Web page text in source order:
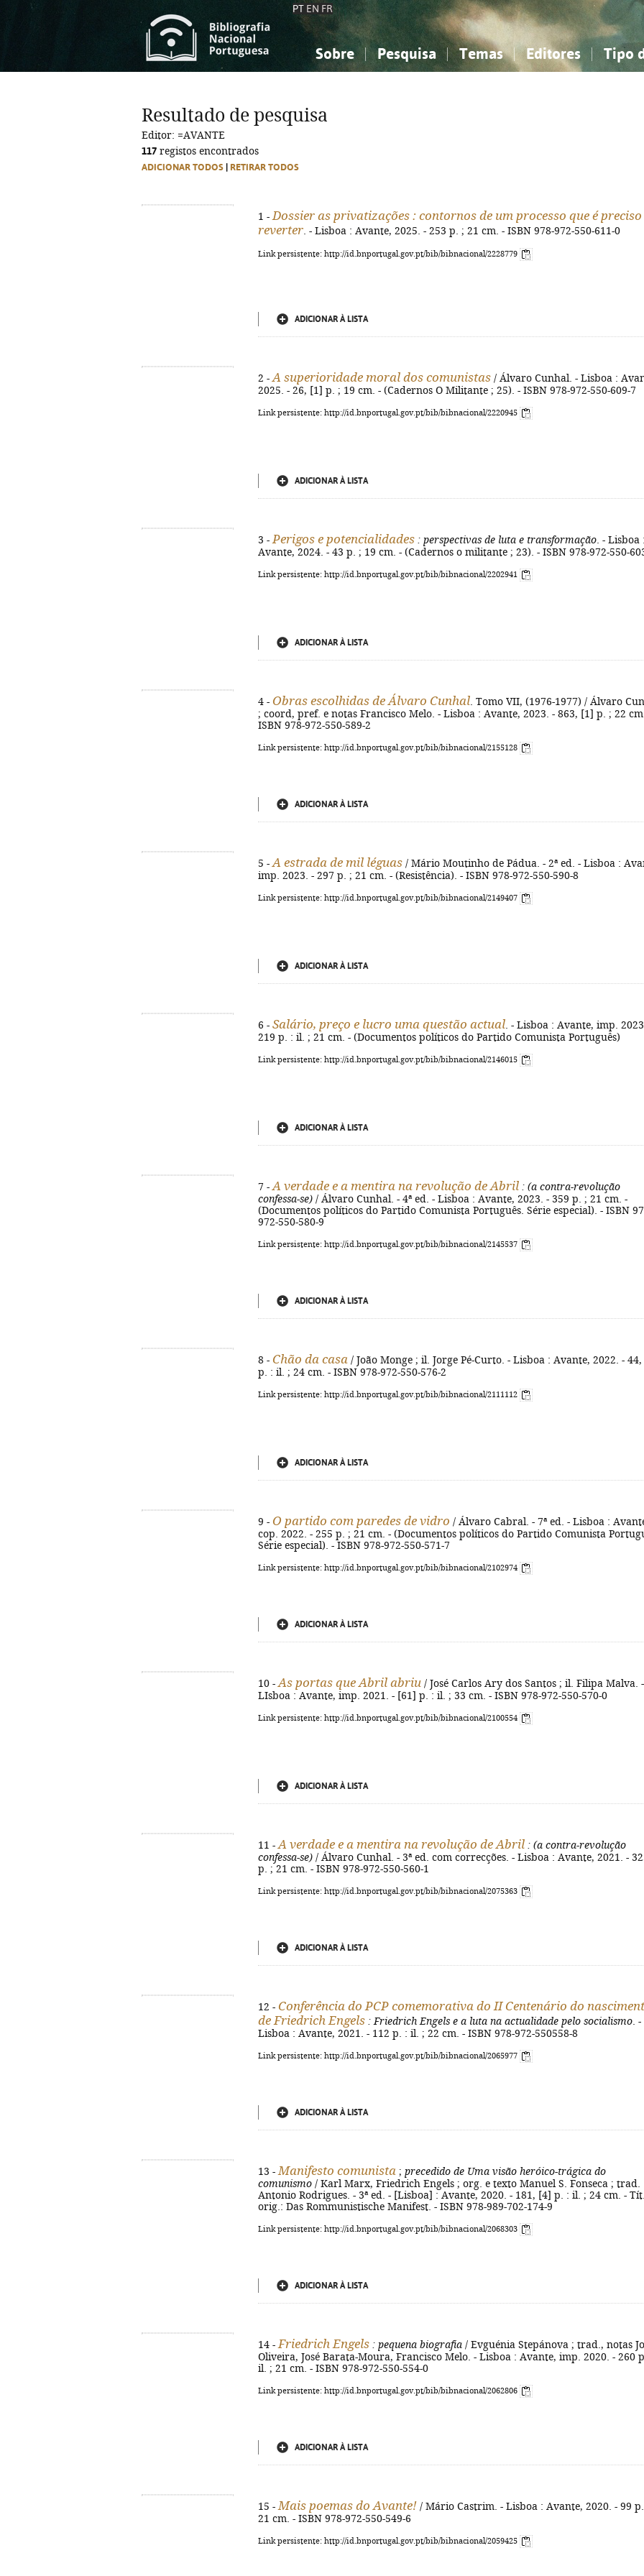
PT EN FR
Sobre Pesquisa Temas
Ciências sociais...
Editores Tipo
Ciências sociais...
Resultado de pesquisa
Editor: =AVANTE
117 registos encontrados
ADICIONAR TODOS RETIRAR TODOS
1 - Dossier as privatizações : contornos de um processo que é preciso
reverter . - Lisboa : Avante, 2025. - 253 p. ; 21 cm. - ISBN 978-972-550-611-0
Link persistente: http://id.bnportugal.gov.pt/bib/bibnacional/2228779
ADICIONAR À LISTA
2 - A superioridade moral dos comunistas / Álvaro Cunhal. - Lisboa :
2025. - 26, [1] p. ; 19 cm. - (Cadernos O Militante ; 25). - ISBN 978-972-550-609-7
Link persistente: http://id.bnportugal.gov.pt/bib/bibnacional/2220945
ADICIONAR À LISTA
3 - Perigos e potencialidades : perspectivas de luta e transformação . - Lisboa
Avante, 2024. - 43 p. ; 19 cm. - (Cadernos o militante ; 23). - ISBN 978-972-550-
Link persistente: http://id.bnportugal.gov.pt/bib/bibnacional/2202941
ADICIONAR À LISTA
4 - Obras escolhidas de Álvaro Cunhal . Tomo VII, (1976-1977) / Álvaro
; coord, pref. e notas Francisco Melo. - Lisboa : Avante, 2023. - 863, [1] p. ; 22
ISBN 978-972-550-589-2
Link persistente: http://id.bnportugal.gov.pt/bib/bibnacional/2155128
ADICIONAR À LISTA
5 - A estrada de mil léguas / Mário Moutinho de Pádua. - 2ª ed. - Lisboa :
imp. 2023. - 297 p. ; 21 cm. - (Resistência). - ISBN 978-972-550-590-8
Link persistente: http://id.bnportugal.gov.pt/bib/bibnacional/2149407
ADICIONAR À LISTA
6 - Salário, preço e lucro uma questão actual . - Lisboa : Avante, imp.
219 p. : il. ; 21 cm. - (Documentos políticos do Partido Comunista Português)
Link persistente: http://id.bnportugal.gov.pt/bib/bibnacional/2146015
ADICIONAR À LISTA
7 - A verdade e a mentira na revolução de Abril : (a contra-revolução
confessa-se) / Álvaro Cunhal. - 4ª ed. - Lisboa : Avante, 2023. - 359 p. ; 21 cm. -
(Documentos políticos do Partido Comunista Português. Série especial). - ISBN
972-550-580-9
Link persistente: http://id.bnportugal.gov.pt/bib/bibnacional/2145537
ADICIONAR À LISTA
8 - Chão da casa / João Monge ; il. Jorge Pé-Curto. - Lisboa : Avante, 2022. -
p. : il. ; 24 cm. - ISBN 978-972-550-576-2
Link persistente: http://id.bnportugal.gov.pt/bib/bibnacional/2111112
ADICIONAR À LISTA
9 - O partido com paredes de vidro / Álvaro Cabral. - 7ª ed. - Lisboa :
cop. 2022. - 255 p. ; 21 cm. - (Documentos políticos do Partido Comunista
Série especial). - ISBN 978-972-550-571-7
Link persistente: http://id.bnportugal.gov.pt/bib/bibnacional/2102974
ADICIONAR À LISTA
10 - As portas que Abril abriu / José Carlos Ary dos Santos ; il. Filipa Malva. -
LIsboa : Avante, imp. 2021. - [61] p. : il. ; 33 cm. - ISBN 978-972-550-570-0
Link persistente: http://id.bnportugal.gov.pt/bib/bibnacional/2100554
ADICIONAR À LISTA
11 - A verdade e a mentira na revolução de Abril : (a contra-revolução
confessa-se) / Álvaro Cunhal. - 3ª ed. com correcções. - Lisboa : Avante, 2021. -
p. ; 21 cm. - ISBN 978-972-550-560-1
Link persistente: http://id.bnportugal.gov.pt/bib/bibnacional/2075363
ADICIONAR À LISTA
12 - Conferência do PCP comemorativa do II Centenário do
de Friedrich Engels : Friedrich Engels e a luta na actualidade pelo socialismo . -
Lisboa : Avante, 2021. - 112 p. : il. ; 22 cm. - ISBN 978-972-550558-8
Link persistente: http://id.bnportugal.gov.pt/bib/bibnacional/2065977
ADICIONAR À LISTA
13 - Manifesto comunista ; precedido de Uma visão heróico-trágica do
comunismo / Karl Marx, Friedrich Engels ; org. e texto Manuel S. Fonseca ; trad.
Antonio Rodrigues. - 3ª ed. - [Lisboa] : Avante, 2020. - 181, [4] p. : il. ; 24 cm. -
orig.: Das Rommunistische Manifest. - ISBN 978-989-702-174-9
Link persistente: http://id.bnportugal.gov.pt/bib/bibnacional/2068303
ADICIONAR À LISTA
14 - Friedrich Engels : pequena biografia / Evguénia Stepánova ; trad., notas
Oliveira, José Barata-Moura, Francisco Melo. - Lisboa : Avante, imp. 2020. - 260
il. ; 21 cm. - ISBN 978-972-550-554-0
Link persistente: http://id.bnportugal.gov.pt/bib/bibnacional/2062806
ADICIONAR À LISTA
15 - Mais poemas do Avante! / Mário Castrim. - Lisboa : Avante, 2020. - 99
21 cm. - ISBN 978-972-550-549-6
Link persistente: http://id.bnportugal.gov.pt/bib/bibnacional/2059425